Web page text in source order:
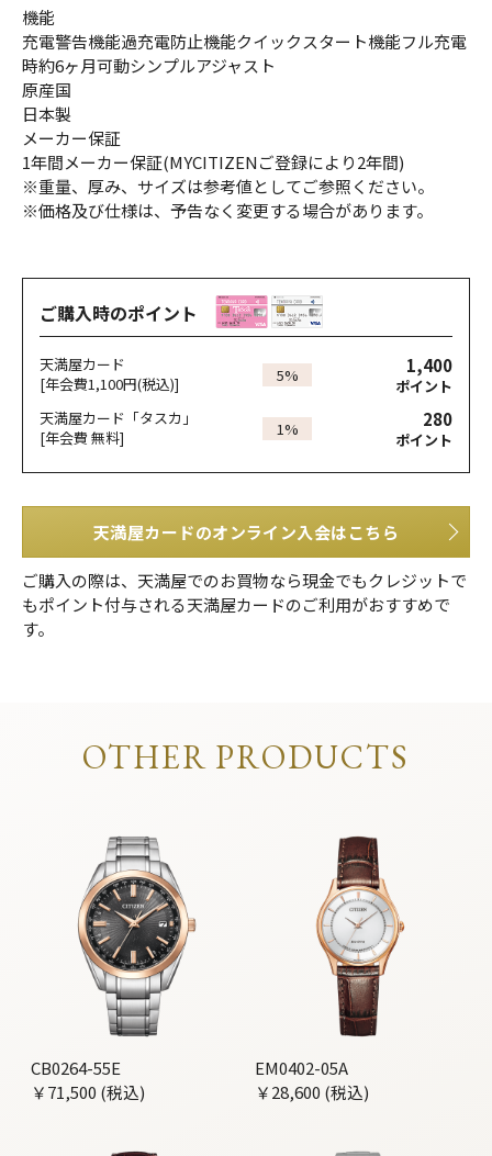
機能
充電警告機能過充電防止機能クイックスタート機能フル充電
時約6ヶ月可動シンプルアジャスト
原産国
日本製
メーカー保証
1年間メーカー保証(MYCITIZENご登録により2年間)
※重量、厚み、サイズは参考値としてご参照ください。
※価格及び仕様は、予告なく変更する場合があります。
ご購入時のポイント
天満屋カード
[年会費1,100円(税込)]
5% 1,400
ポイント
天満屋カード「タスカ」
[年会費 無料]
1% 280
ポイント
天満屋カードのオンライン入会はこちら
ご購入の際は、天満屋でのお買物なら現金でもクレジットで
もポイント付与される天満屋カードのご利用がおすすめで
す。
OTHER PRODUCTS
CB0264-55E
￥71,500 (税込)
EM0402-05A
￥28,600 (税込)